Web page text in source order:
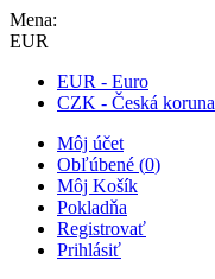
Mena:
EUR
EUR - Euro
CZK - Česká koruna
Môj účet
Obľúbené (0)
Môj Košík
Pokladňa
Registrovať
Prihlásiť